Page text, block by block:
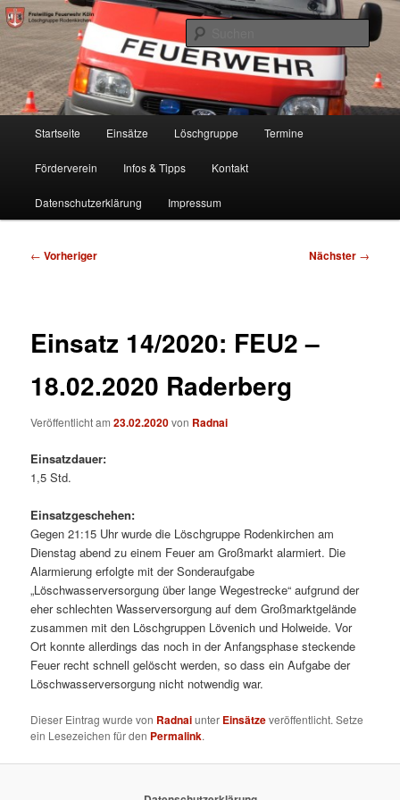
Zum
primären
Inhalt
springenFF Köln, LG RD
Freiwillige Feuerwehr Köln, Löschgruppe Rodenkirchen
Startseite Einsätze Löschgruppe Termine
Förderverein Infos & Tipps Kontakt
Datenschutzerklärung Impressum
Beitragsnavigation
← Vorheriger Nächster →
Einsatz 14/2020: FEU2 –
18.02.2020 Raderberg
Veröffentlicht am23.02.2020von Radnai
Einsatzdauer:
1,5 Std.
Einsatzgeschehen:
Gegen 21:15 Uhr wurde die Löschgruppe Rodenkirchen am
Dienstag abend zu einem Feuer am Großmarkt alarmiert. Die
Alarmierung erfolgte mit der Sonderaufgabe
„Löschwasserversorgung über lange Wegestrecke“ aufgrund der
eher schlechten Wasserversorgung auf dem Großmarktgelände
zusammen mit den Löschgruppen Lövenich und Holweide. Vor
Ort konnte allerdings das noch in der Anfangsphase steckende
Feuer recht schnell gelöscht werden, so dass ein Aufgabe der
Löschwasserversorgung nicht notwendig war.
Dieser Eintrag wurde von Radnaiunter Einsätzeveröffentlicht. Setze
ein Lesezeichen für den Permalink.